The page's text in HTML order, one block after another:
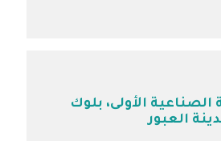
الأولى، بلوك